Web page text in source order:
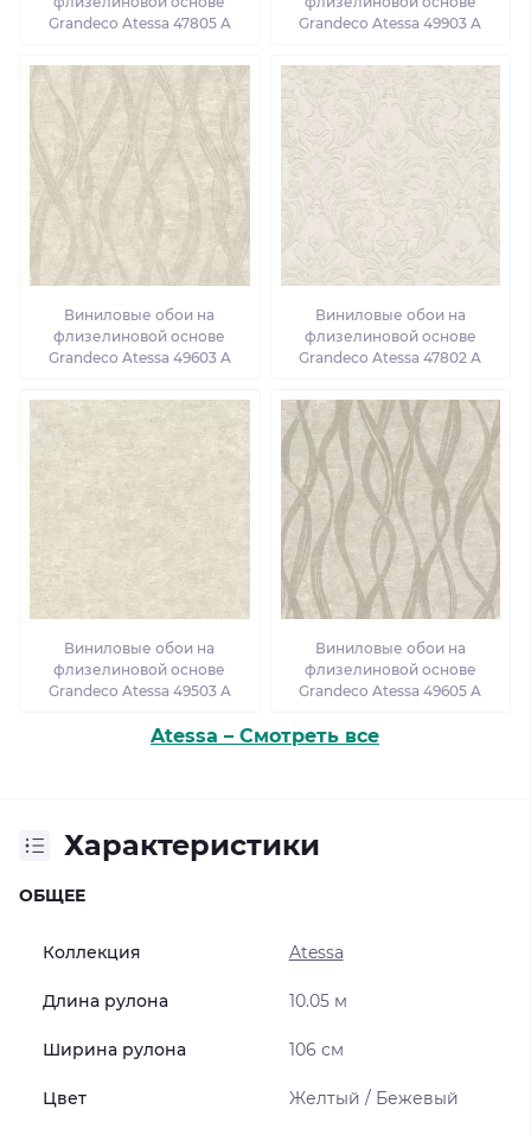
Grandeco Atessa 47805 A
Grandeco Atessa 49903 A
Виниловые обои на
флизелиновой основе
Grandeco Atessa 49603 A
Виниловые обои на
флизелиновой основе
Grandeco Atessa 47802 A
Виниловые обои на
флизелиновой основе
Grandeco Atessa 49503 A
Виниловые обои на
флизелиновой основе
Grandeco Atessa 49605 A
Atessa – Смотреть все
Характеристики
ОБЩЕЕ
Коллекция Atessa
Длина рулона 10.05 м
Ширина рулона 106 см
Цвет Желтый / Бежевый